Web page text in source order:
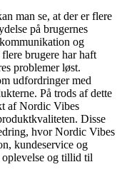
man se, at der er flere
på brugernes
og
brugere har haft
problemer løst.
udfordringer med
På trods af dette
af Nordic Vibes
Disse
hvor Nordic Vibes
kundeservice og
oplevelse og tillid til